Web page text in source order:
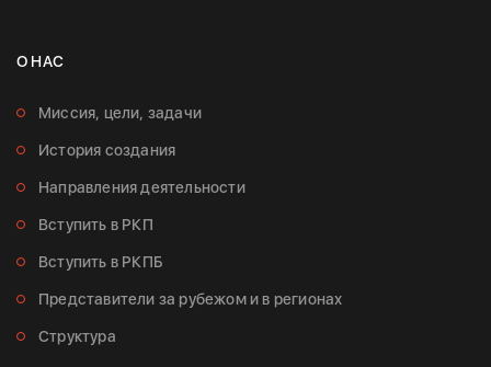
О НАС
Миссия, цели, задачи
История создания
Направления деятельности
Вступить в РКП
Вступить в РКПБ
Представители за рубежом и в регионах
Структура